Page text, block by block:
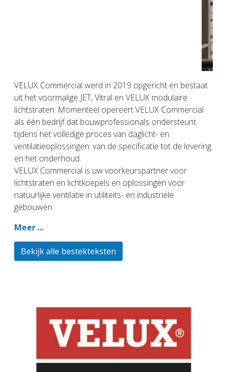
Next
VELUX Commercial werd in 2019 opgericht en bestaat
uit het voormalige JET, Vitral en VELUX modulaire
lichtstraten. Momenteel opereert VELUX Commercial
als één bedrijf dat bouwprofessionals ondersteunt
tijdens het volledige proces van daglicht- en
ventilatieoplossingen: van de specificatie tot de levering
en het onderhoud.
VELUX Commercial is uw voorkeurspartner voor
lichtstraten en lichtkoepels en oplossingen voor
natuurlijke ventilatie in utiliteits- en industriële
gebouwen.
Meer ...
Bekijk alle bestekteksten